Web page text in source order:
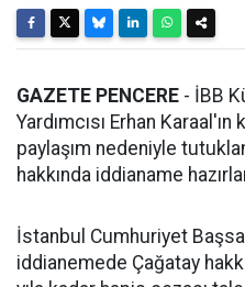
GAZETE PENCERE - İBB
Yardımcısı Erhan Karaal'ın
paylaşım nedeniyle
hakkında iddianame
İstanbul Cumhuriyet
iddianemede Çağatay